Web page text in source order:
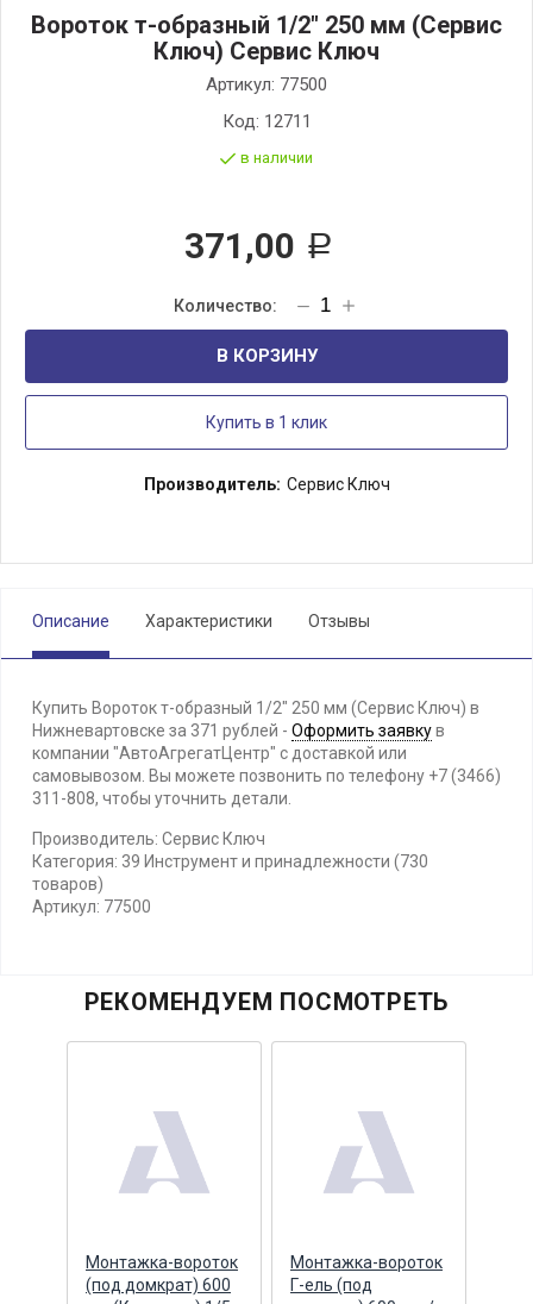
Вороток т-образный 1/2" 250 мм (Сервис
Ключ) Сервис Ключ
Артикул: 77500
Код: 12711
в наличии
371,00 Р
В КОРЗИНУ
Купить в 1 клик
Производитель: Сервис Ключ
Описание Характеристики Отзывы
Купить Вороток т-образный 1/2" 250 мм (Сервис Ключ) в
Нижневартовске за 371 рублей - Оформить заявкув
компании "АвтоАгрегатЦентр" с доставкой или
самовывозом. Вы можете позвонить по телефону +7 (3466)
311-808, чтобы уточнить детали.
Производитель: Сервис Ключ
Категория: 39 Инструмент и принадлежности (730
товаров)
Артикул: 77500
РЕКОМЕНДУЕМ ПОСМОТРЕТЬ
Монтажка-вороток
(под домкрат) 600
Монтажка-вороток
Г-ель (под